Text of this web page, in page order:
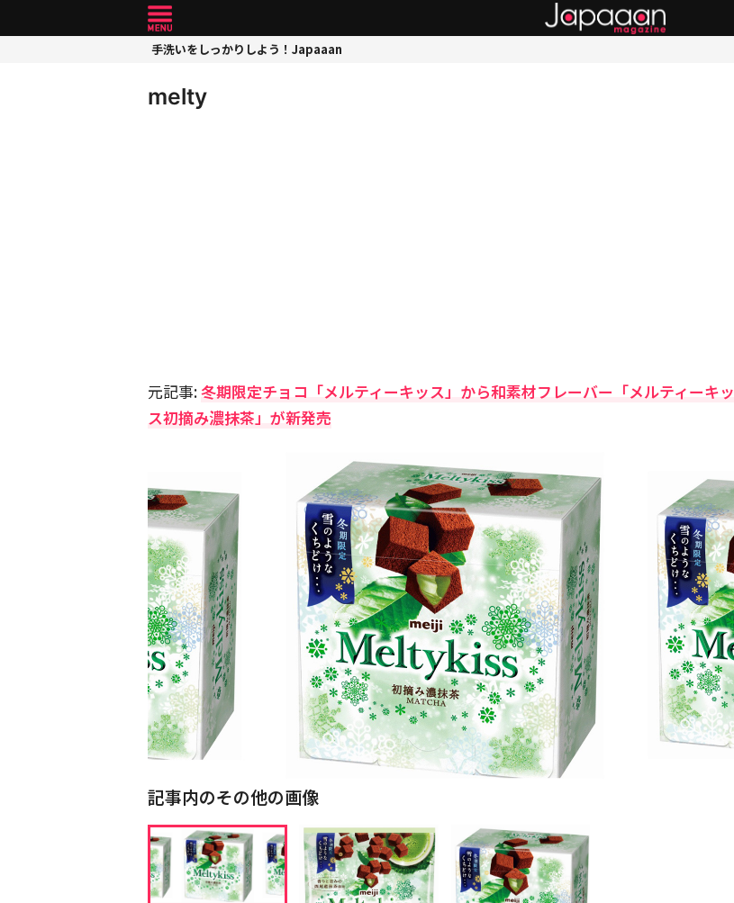
手洗いをしっかりしよう！Japaaan
melty
元記事:冬期限定チョコ「メルティーキッス」から和素材フレーバー「メルティーキッ
ス初摘み濃抹茶」が新発売
記事内のその他の画像